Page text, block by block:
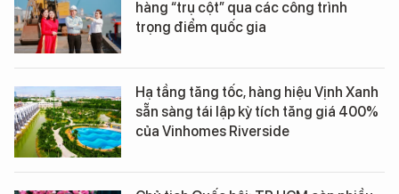
hàng “trụ cột” qua các công trình
trọng điểm quốc gia
Hạ tầng tăng tốc, hàng hiệu Vịnh Xanh
sẵn sàng tái lập kỳ tích tăng giá 400%
của Vinhomes Riverside